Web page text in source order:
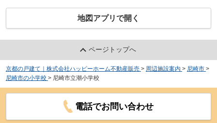
地図アプリで開く
ページトップへ
京都の戸建て｜株式会社ハッピーホーム不動産販売 > 周辺施設案内 > 尼崎市 >
尼崎市の小学校 > 尼崎市立潮小学校
電話でお問い合わせ